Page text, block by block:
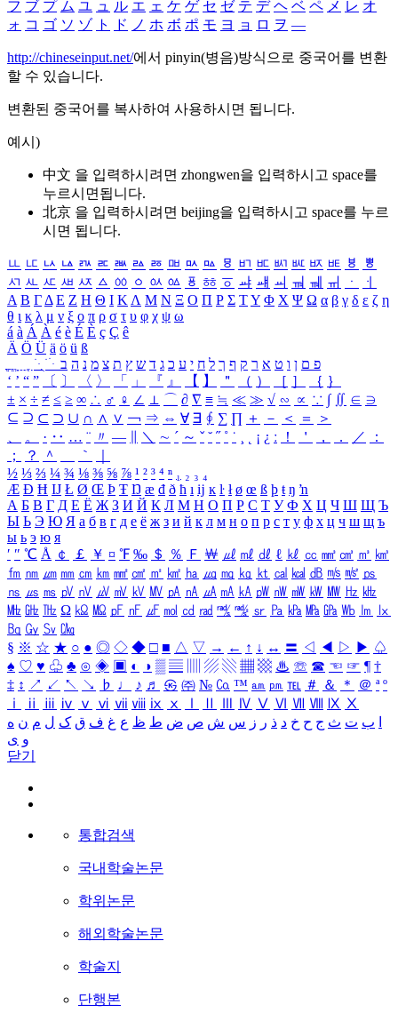
フ ブ プ ム ユ ュ ル エ ェ ケ ゲ セ ゼ テ デ ヘ ベ ペ メ レ オ
ォ コ ゴ ソ ゾ ト ド ノ ホ ボ ポ モ ヨ ョ ロ ヲ ―
http://chineseinput.net/에서 pinyin(병음)방식으로 중국어를 변환
할 수 있습니다.
변환된 중국어를 복사하여 사용하시면 됩니다.
예시)
中文 을 입력하시려면 zhongwen을 입력하시고 space를
누르시면됩니다.
北京 을 입력하시려면 beijing을 입력하시고 space를 누르
시면 됩니다.
ㅥ ㅦ ㅧ ㅨ ㅩ ㅪ ㅫ ㅬ ㅭ ㅮ ㅯ ㅰ ㅱ ㅲ ㅳ ㅴ ㅵ ㅶ ㅷ ㅸ
ㅹ
ㅺ ㅻ ㅼ ㅽ ㅾ ㅿ ㆀ ㆁ ㆂ ㆃ ㆄ ㆅ ㆆ ㆇ ㆈ ㆉ ㆊ ㆋ ㆌ ㆍ
ㆎ
Α Β ΓΔ Ε Ζ Η Θ Ι ΚΛ Μ Ν Ξ Ο Π Ρ Σ ΤΥ Φ Χ Ψ Ω α β γ δ ε ζ η
θ ι κ λ μ ν ξ ο π ρ σ τ υ φ χ ψ ω
á à Á À é è É È ç Ç ê
Ä Ö Ü ä ö ü ß
ִֶֹ ֻּ ׁׂ פ ם ן ו ט א ר ק ף ך ל ח י ע כ ג ד ש ץ ת צ מ נ ה ב
‘ ’ “ ” 〔 〕 〈 〉 「 」 『 』 【 】 ＂ （ ） ［ ］ ｛ ｝
± × ÷ ≠ ≤ ≥ ∞ ∴ ♂ ♀ ∠ ⊥ ⌒ ∂ ∇ ≡ ≒ ≪ ≫ √ ∽ ∝ ∵ ∫ ∬ ∈ ∋
⊆ ⊇ ⊂ ⊃ ∪ ∩ ∧ ∨ ￢ ⇒ ⇔ ∀ ∃ ∮ ∑ ∏ ＋ － ＜ ＝
＞
、
。 · ‥ … ¨ 〃 ― ＼ ∼ ´ ～ ˇ ˘ ˝ ˚ ˙ ¸ ¡ ¿ ː ！ ＇ ， ． ／
：
；
？ ＾ ｀
½ ⅓ ⅔ ¼ ¾ ⅛ ⅜ ⅝ ⅞ ¹ ² ³ ⁴ ⁿ ₁ ₂ ₃ ₄
Æ Ð Ħ Ĳ Ł Ø Œ Þ Ŧ Ŋ æ đ ð ħ ı ĳ ĸ ŀ ł ø œ ß þ ŧ ŋ ŉ
А Б В Г Д Е Ё Ж З И Й К Л М Н О П Р С Т У Ф Х Ц Ч Ш Щ Ъ
Ы Ь Э Ю Я а б в г д е ё ж з и й к л м н о п р с т у ф х ц ч ш щ ъ
ы ь э ю я
′ ″ ℃ Å ￠ ￡ ￥ ¤ ℉ ‰ ＄ ％ Ｆ ￦ ㎕ ㎖ ㎗ ℓ ㎘ ㏄ ㎣ ㎤ ㎥ ㎦
㎙ ㎚ ㎛ ㎜ ㎝ ㎞ ㎟ ㎠ ㎡ ㎢ ㏊ ㎍ ㎎ ㎏ ㏏ ㎈ ㎉ ㏈ ㎧ ㎨ ㎰
㎱ ㎲ ㎳ ㎴ ㎵ ㎶ ㎷ ㎸ ㎹ ㎀ ㎁ ㎂ ㎃ ㎄ ㎺ ㎻ ㎽ ㎾ ㎿ ㎐ ㎑
㎒ ㎓ ㎔ Ω ㏀ ㏁ ㎊ ㎋ ㎌ ㏖ ㏅ ㎭ ㎮ ㎯ ㏛ ㎩ ㎪ ㎫ ㎬ ㏝ ㏐
㏓
㏃ ㏉ ㏜ ㏆
§ ※ ☆ ★ ○ ● ◎ ◇ ◆ □ ■ △ ▽ → ← ↑ ↓ ↔ 〓 ◁ ◀ ▷ ▶ ♤
♠ ♡ ♥ ♧ ♣ ⊙ ◈ ▣ ◐ ◑ ▒ ▤ ▨ ▧ ▦ ▩ ♨ ☏ ☎ ☜ ☞ ¶ †
‡ ↕ ↗ ↙ ↖ ↘ ♭ ♩ ♪ ♬ ㉿ ㈜ № ㏇ ™ ㏂ ㏘ ℡ ＃ ＆ ＊ ＠ ª º
ⅰ
ⅱ ⅲ ⅳ ⅴ ⅵ ⅶ ⅷ ⅸ ⅹ Ⅳ Ⅴ Ⅵ Ⅶ Ⅷ Ⅸ Ⅹ
ب ت ث ج ح خ د ذ ر ز س ش ص ض ط ظ ع غ ف ق ک ل م ن ه
و ی
닫기
통합검색
국내학술논문
학위논문
해외학술논문
학술지
단행본